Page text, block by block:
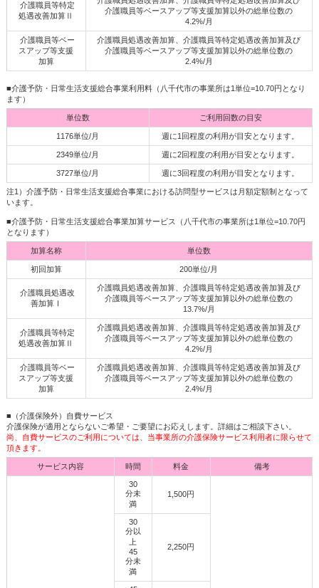
介護職員等特定
処遇改善加算Ⅱ
介護職員等ベースアップ等支援加算以外の総単位数の
4.2%/月
介護職員等ベー
スアップ等支援
加算
介護職員処遇改善加算、介護職員等特定処遇改善加算及び
介護職員等ベースアップ等支援加算以外の総単位数の
2.4%/月
■介護予防・日常生活支援総合事業利用料（八千代市の事業所は1単位=10.70円となり
ます）
単位数 ご利用回数の目安
1176単位/月 週に1回程度の利用が目安となります。
2349単位/月 週に2回程度の利用が目安となります。
3727単位/月 週に3回程度の利用が目安となります。
注1）介護予防・日常生活支援総合事業における訪問型サービスは月額定額制となって
います。
■介護予防・日常生活支援総合事業加算サービス（八千代市の事業所は1単位=10.70円
となります）
加算名称 単位数
初回加算 200単位/月
介護職員処遇改
善加算Ⅰ
介護職員処遇改善加算、介護職員等特定処遇改善加算及び
介護職員等ベースアップ等支援加算以外の総単位数の
13.7%/月
介護職員等特定
処遇改善加算Ⅱ
介護職員処遇改善加算、介護職員等特定処遇改善加算及び
介護職員等ベースアップ等支援加算以外の総単位数の
4.2%/月
介護職員等ベー
スアップ等支援
加算
介護職員処遇改善加算、介護職員等特定処遇改善加算及び
介護職員等ベースアップ等支援加算以外の総単位数の
2.4%/月
■（介護保険外）自費サービス
介護保険が適用とならないご希望・ご要望にお応えします。詳細はご相談下さい。
尚、自費サービスのご利用については、当事業所の介護保険サービス利用者に限らせて
頂きます。
サービス内容 時間 料金 備考
30
分未
満
1,500円
30
分以
上
45
分未
満
2,250円